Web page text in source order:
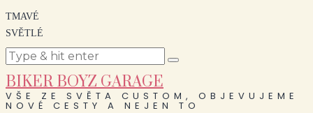
TMAVÉ
SVĚTLÉ
BIKER BOYZ GARAGE
VŠE ZE SVĚTA CUSTOM, OBJEVUJEME
NOVÉ CESTY A NEJEN TO